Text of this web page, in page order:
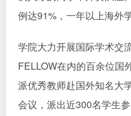
例达91%，一年以上海外
学院大力开展国际学术交
FELLOW在内的百余位国
派优秀教师赴国外知名大
会议，派出近300名学生